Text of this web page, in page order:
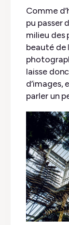
Comme
pu passer
milieu des
beauté de
laisse
d’images,
parler un